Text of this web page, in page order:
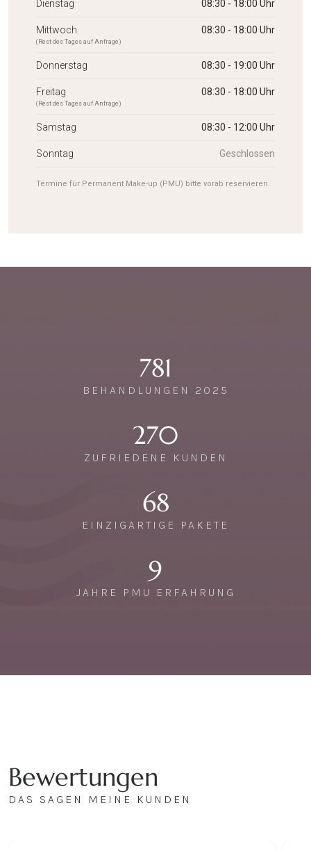
Dienstag 08:30 - 18:00 Uhr
Mittwoch
(Rest des Tages auf Anfrage)
08:30 - 18:00 Uhr
Donnerstag 08:30 - 19:00 Uhr
Freitag
(Rest des Tages auf Anfrage)
08:30 - 18:00 Uhr
Samstag 08:30 - 12:00 Uhr
Sonntag Geschlossen
Termine für Permanent Make-up (PMU) bitte vorab reservieren.
781
BEHANDLUNGEN 2025
270
ZUFRIEDENE KUNDEN
68
EINZIGARTIGE PAKETE
9
JAHRE PMU ERFAHRUNG
Bewertungen
DAS SAGEN MEINE KUNDEN